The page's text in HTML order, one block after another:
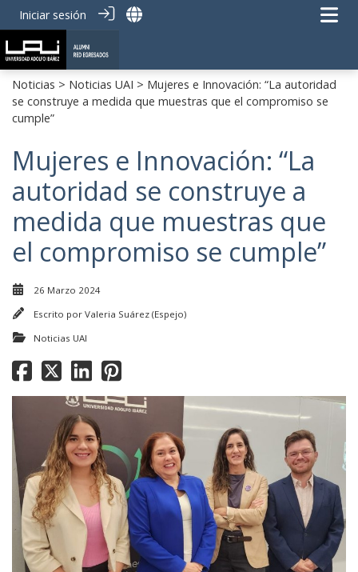
Iniciar sesión
Noticias > Noticias UAI > Mujeres e Innovación: “La autoridad
se construye a medida que muestras que el compromiso se
cumple”
Mujeres e Innovación: “La
autoridad se construye a
medida que muestras que
el compromiso se cumple”
26 Marzo 2024
Escrito por Valeria Suárez (Espejo)
Noticias UAI